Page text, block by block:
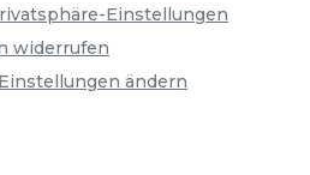
Einstellungen
widerrufen
ändern